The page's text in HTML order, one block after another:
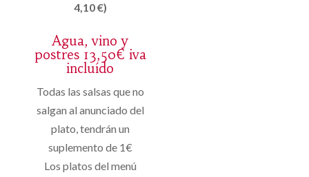
4,10 €)
Agua, vino y
postres 13,50€ iva
incluído
Todas las salsas que no
salgan al anunciado del
plato, tendrán un
suplemento de 1€
Los platos del menú